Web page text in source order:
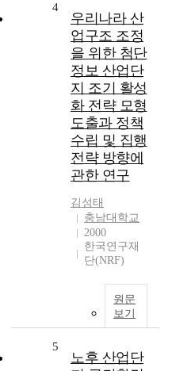
4
우리나라 산
업구조 조정
을 위한 첨단
정보 산업단
지 조기 활성
화 전략 모형
도출과 정책
수립 및 집행
전략 방향에
관한 연구
김성태
충남대학교
2000
한국연구재
단(NRF)
원문
보기
5
노후 산업단